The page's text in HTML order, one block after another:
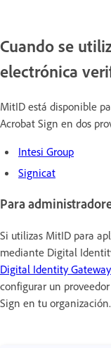
Cuando se
electrónica
MitID está disponible
Acrobat Sign en dos
Intesi Group
Signicat
Para
Si utilizas MitID para
mediante Digital
Digital Identity Gateway
configurar un
Sign en tu organización.